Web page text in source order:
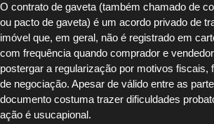
O contrato de gaveta (também chamado de
ou pacto de gaveta) é um acordo privado de
imóvel que, em geral, não é registrado em
com frequência quando comprador e
postergar a regularização por motivos fiscais,
de negociação. Apesar de válido entre as
documento costuma trazer dificuldades
ação é usucapional.